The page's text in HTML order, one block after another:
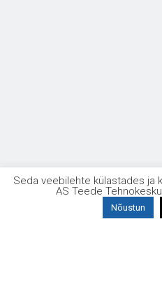
Seda veebilehte külastades ja
AS Teede
Nõustun